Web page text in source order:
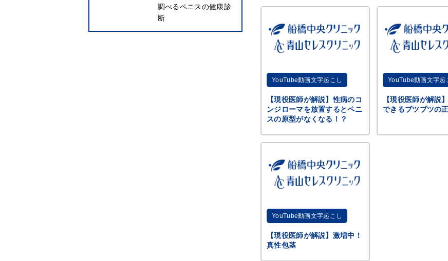
YouTube動画文字起こし
【現役医師が解説】性病のコ
ンジローマを放置するとペニ
スの原型がなくなる！？
YouTube動画文字起
【現役医師が解説
できるブツブツの
YouTube動画文字起こし
【現役医師が解説】激増中！
真性包茎
調べるペニスの健康診
断